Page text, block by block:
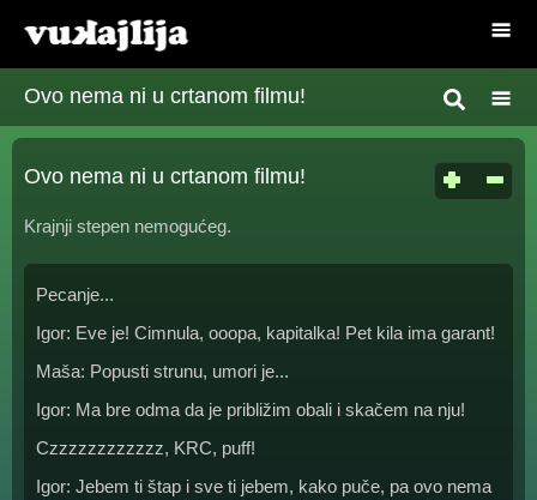
Ovo nema ni u crtanom filmu!
Ovo nema ni u crtanom filmu!
Krajnji stepen nemogućeg.
Pecanje...
Igor: Eve je! Cimnula, ooopa, kapitalka! Pet kila ima garant!
Maša: Popusti strunu, umori je...
Igor: Ma bre odma da je približim obali i skačem na nju!
Czzzzzzzzzzzz, KRC, puff!
Igor: Jebem ti štap i sve ti jebem, kako puče, pa ovo nema